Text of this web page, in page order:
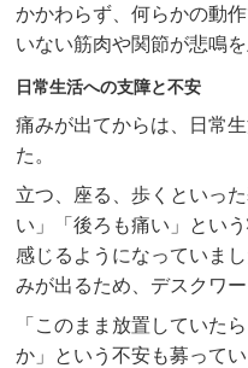
かかわらず、何らかの動
いない筋肉や関節が悲鳴を
日常生活への支障と不安
痛みが出てからは、日常
た。
立つ、座る、歩くといっ
い」「後ろも痛い」とい
感じるようになっていま
みが出るため、デスクワ
「このまま放置していた
か」という不安も募って